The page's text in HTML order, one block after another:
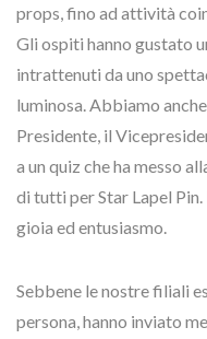
props, fino ad attività
Gli ospiti hanno gustato
intrattenuti da uno
luminosa. Abbiamo
Presidente, il
a un quiz che ha messo
di tutti per Star Lapel
gioia ed entusiasmo.
Sebbene le nostre filiali
persona, hanno inviato